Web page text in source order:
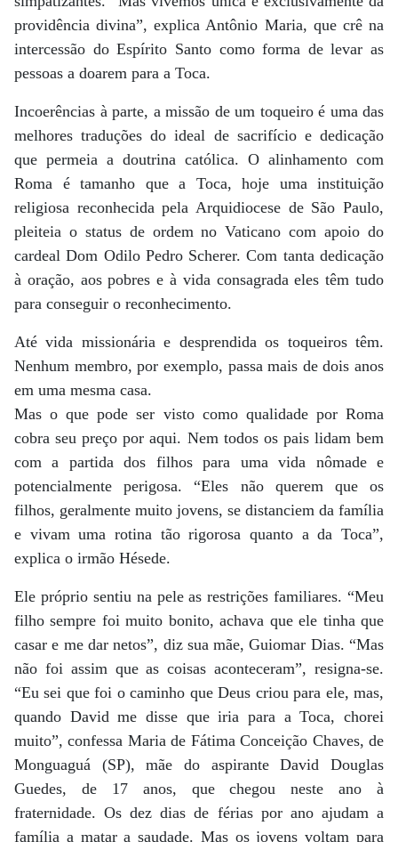
providência divina”, explica Antônio Maria, que crê na
intercessão do Espírito Santo como forma de levar as
pessoas a doarem para a Toca.
Incoerências à parte, a missão de um toqueiro é uma das
melhores traduções do ideal de sacrifício e dedicação
que permeia a doutrina católica. O alinhamento com
Roma é tamanho que a Toca, hoje uma instituição
religiosa reconhecida pela Arquidiocese de São Paulo,
pleiteia o status de ordem no Vaticano com apoio do
cardeal Dom Odilo Pedro Scherer. Com tanta dedicação
à oração, aos pobres e à vida consagrada eles têm tudo
para conseguir o reconhecimento.
Até vida missionária e desprendida os toqueiros têm.
Nenhum membro, por exemplo, passa mais de dois anos
em uma mesma casa.
Mas o que pode ser visto como qualidade por Roma
cobra seu preço por aqui. Nem todos os pais lidam bem
com a partida dos filhos para uma vida nômade e
potencialmente perigosa. “Eles não querem que os
filhos, geralmente muito jovens, se distanciem da família
e vivam uma rotina tão rigorosa quanto a da Toca”,
explica o irmão Hésede.
Ele próprio sentiu na pele as restrições familiares. “Meu
filho sempre foi muito bonito, achava que ele tinha que
casar e me dar netos”, diz sua mãe, Guiomar Dias. “Mas
não foi assim que as coisas aconteceram”, resigna-se.
“Eu sei que foi o caminho que Deus criou para ele, mas,
quando David me disse que iria para a Toca, chorei
muito”, confessa Maria de Fátima Conceição Chaves, de
Monguaguá (SP), mãe do aspirante David Douglas
Guedes, de 17 anos, que chegou neste ano à
fraternidade. Os dez dias de férias por ano ajudam a
família a matar a saudade. Mas os jovens voltam para